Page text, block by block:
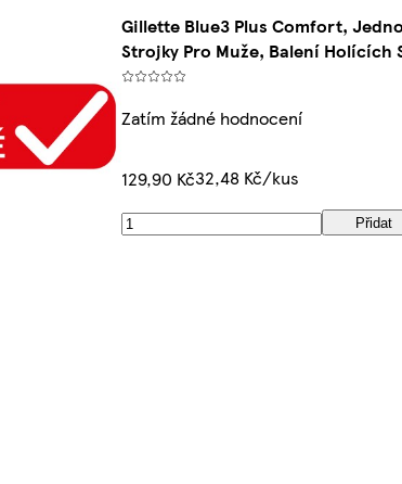
Gillette Blue3 Plus Comfort,
Strojky Pro Muže, Balení Holících
Zatím žádné hodnocení
129,90 Kč32,48 Kč/kus
Přidat